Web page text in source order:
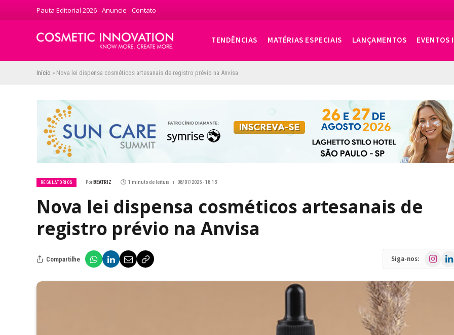
Pauta Editorial 2026 Anuncie Contato
TENDÊNCIAS MATÉRIAS ESPECIAIS LANÇAMENTOS EVENTOS
Início » Nova lei dispensa cosméticos artesanais de registro prévio na Anvisa
REGULATÓRIOS Por BEATRIZ 1 minuto de leitura 08/07/2025 · 18:13
Nova lei dispensa cosméticos artesanais de
registro prévio na Anvisa
Compartilhe Siga-nos: Instagram